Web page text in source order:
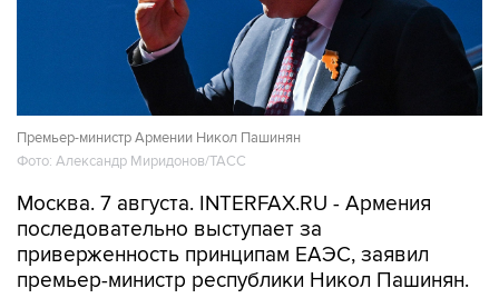
Премьер-министр Армении Никол Пашинян
Фото: Александр Миридонов/ТАСС
Москва. 7 августа. INTERFAX.RU - Армения
последовательно выступает за
приверженность принципам ЕАЭС, заявил
премьер-министр республики Никол Пашинян.